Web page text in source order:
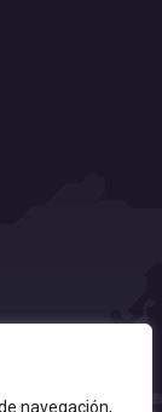
navegación,